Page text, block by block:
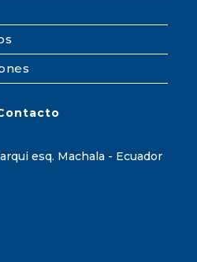
esq. Machala - Ecuador